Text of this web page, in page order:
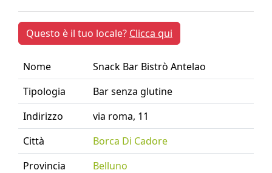
Questo è il tuo locale? Clicca qui
Nome
Snack Bar Bistrò Antelao
Tipologia
Bar senza glutine
Indirizzo
via roma, 11
Città
Borca Di Cadore
Provincia
Belluno